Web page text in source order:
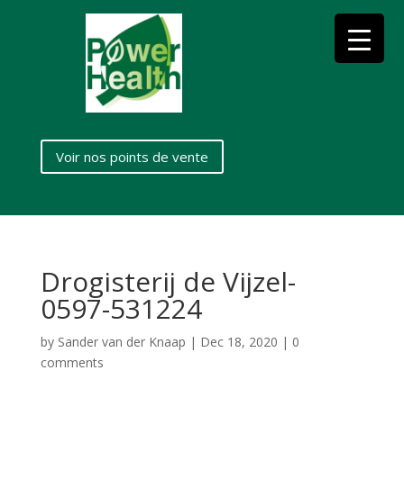
Voir nos points de vente
Drogisterij de Vijzel-
0597-531224
by Sander van der Knaap | Dec 18, 2020 | 0
comments